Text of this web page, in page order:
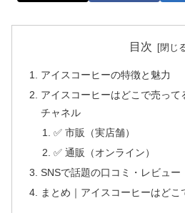
目次
アイスコーヒーの特徴と魅力
アイスコーヒーはどこで売って
チャネル
✅ 市販（実店舗）
✅ 通販（オンライン）
SNSで話題の口コミ・レビュー
まとめ｜アイスコーヒーはどこ